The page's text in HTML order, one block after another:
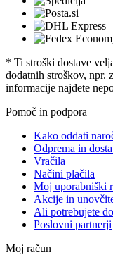
* Ti stroški dostave
dodatnih stroškov, npr.
informacije najdete
Pomoč in podpora
Kako oddati
Odprema in
Vračila
Načini plačila
Moj uporabniški
Akcije in
Ali potrebujete
Poslovni partnerji
Moj račun